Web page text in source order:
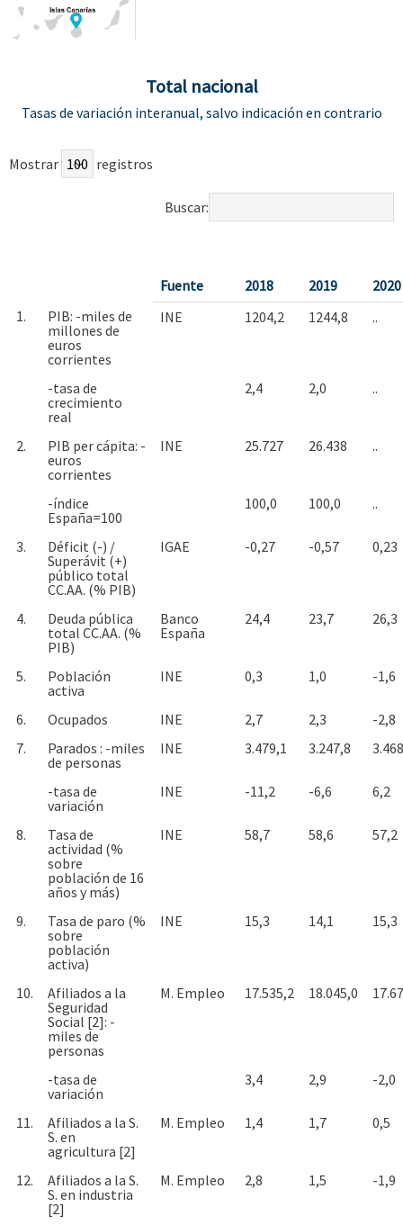
Total nacional
Tasas de variación interanual, salvo indicación en contrario
Mostrar registros
Buscar:
Fuente 2018 2019
1.
PIB: -miles de
millones de
euros
corrientes
INE 1204,2 1244,8 ..
-tasa de
crecimiento
real
2,4 2,0 ..
2.
PIB per cápita: -
euros
corrientes
INE 25.727 26.438 ..
-índice
España=100
100,0 100,0 ..
3.
Déficit (-) /
Superávit (+)
público total
CC.AA. (% PIB)
IGAE -0,27 -0,57 0,23
4.
Deuda pública
total CC.AA. (%
PIB)
Banco
España
24,4 23,7 26,3
5.
Población
activa
INE 0,3 1,0 -1,6
6. Ocupados INE 2,7 2,3
-2,8
7.
Parados : -miles
de personas
INE 3.479,1 3.247,8
-tasa de
variación
INE -11,2 -6,6 6,2
8.
Tasa de
actividad (%
sobre
población de 16
años y más)
INE 58,7 58,6 57,2
9.
Tasa de paro (%
sobre
población
activa)
INE 15,3 14,1 15,3
10.
Afiliados a la
Seguridad
Social [2]: -
miles de
personas
M. Empleo 17.535,2 18.045,0
-tasa de
variación
3,4 2,9 -2,0
11.
Afiliados a la S.
S. en
agricultura [2]
M. Empleo 1,4 1,7 0,5
12.
Afiliados a la S.
S. en industria
[2]
M. Empleo 2,8 1,5 -1,9